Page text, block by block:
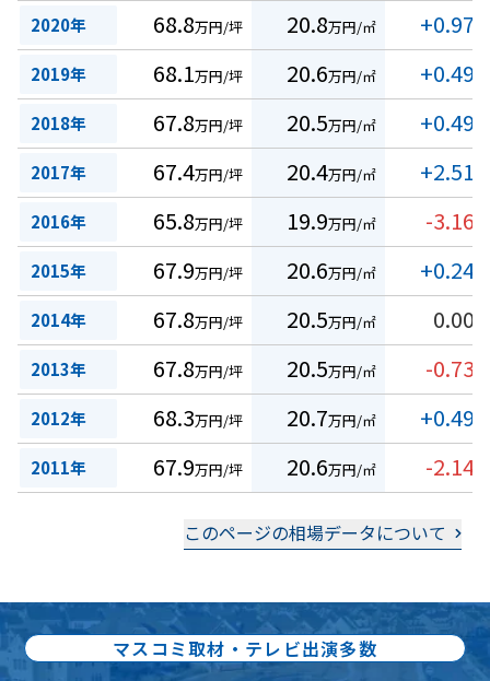
2020年 68.8万円/坪 20.8万円/㎡ +0.97
2019年 68.1万円/坪 20.6万円/㎡ +0.49
2018年 67.8万円/坪 20.5万円/㎡ +0.49
2017年 67.4万円/坪 20.4万円/㎡ +2.51
2016年 65.8万円/坪 19.9万円/㎡ -3.16
2015年 67.9万円/坪 20.6万円/㎡ +0.24
2014年 67.8万円/坪 20.5万円/㎡ 0.00
2013年 67.8万円/坪 20.5万円/㎡ -0.73
2012年 68.3万円/坪 20.7万円/㎡ +0.49
2011年 67.9万円/坪 20.6万円/㎡ -2.14
このページの相場データについて
マスコミ取材・テレビ出演多数